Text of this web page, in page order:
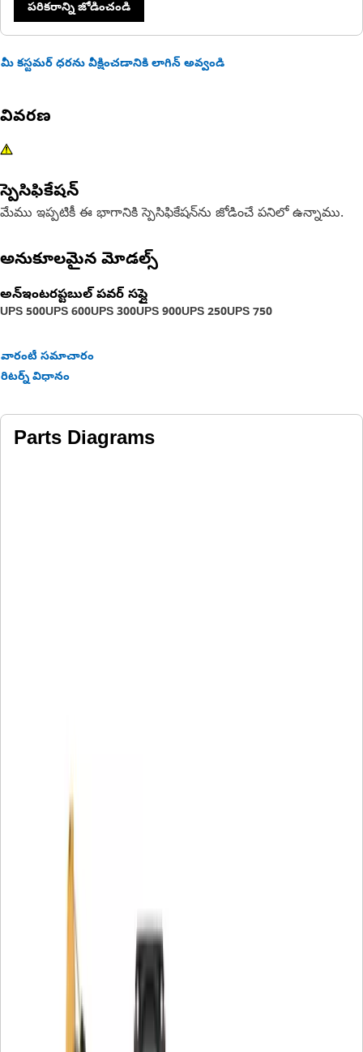
పరికరాన్ని జోడించండి
మీ కస్టమర్ ధరను వీక్షించడానికి లాగిన్ అవ్వండి
వివరణ
స్పెసిఫికేషన్
మేము ఇప్పటికీ ఈ భాగానికి స్పెసిఫికేషన్‌ను జోడించే పనిలో ఉన్నాము.
అనుకూలమైన మోడల్స్
అన్‌ఇంటరప్టబుల్ పవర్ సప్లై
UPS 500UPS 600UPS 300UPS 900UPS 250UPS 750
వారంటీ సమాచారం
రిటర్న్ విధానం
Parts Diagrams